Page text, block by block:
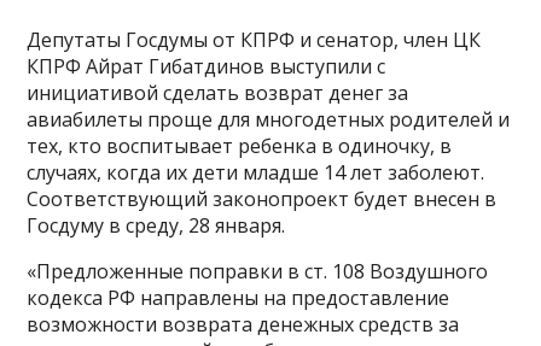
Депутаты Госдумы от КПРФ и сенатор, член ЦК
КПРФ Айрат Гибатдинов выступили с
инициативой сделать возврат денег за
авиабилеты проще для многодетных родителей и
тех, кто воспитывает ребенка в одиночку, в
случаях, когда их дети младше 14 лет заболеют.
Соответствующий законопроект будет внесен в
Госдуму в среду, 28 января.
«Предложенные поправки в ст. 108 Воздушного
кодекса РФ направлены на предоставление
возможности возврата денежных средств за